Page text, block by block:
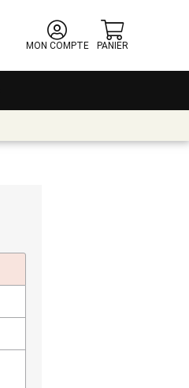
MON COMPTE
PANIER